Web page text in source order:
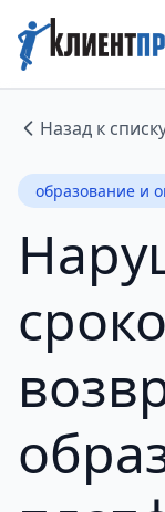
Назад к
образование и